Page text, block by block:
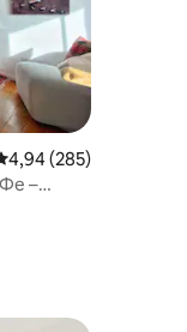
оцінка: 4,94 з
4,94 (285)
–